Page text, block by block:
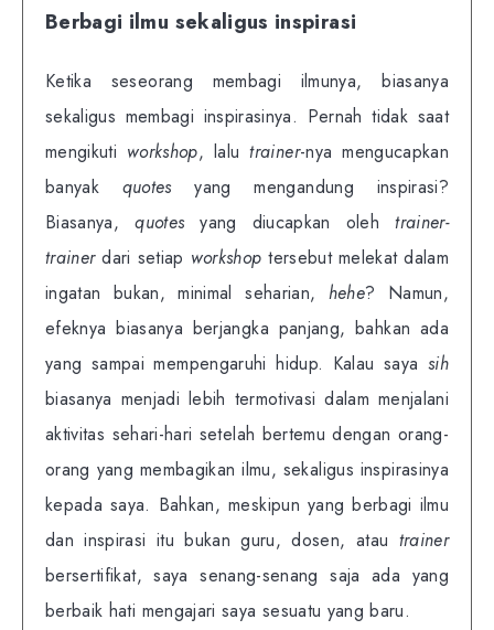
Berbagi ilmu sekaligus inspirasi
Ketika seseorang membagi ilmunya, biasanya
sekaligus membagi inspirasinya. Pernah tidak saat
mengikuti workshop, lalutrainer-nya mengucapkan
banyak quotesyang mengandung inspirasi?
Biasanya,quotesyang diucapkan olehtrainer-
trainerdari setiap workshop tersebut melekat dalam
ingatan bukan, minimal seharian, hehe? Namun,
efeknya biasanya berjangka panjang, bahkan ada
yang sampai mempengaruhi hidup. Kalau saya sih
biasanya menjadi lebih termotivasi dalam menjalani
aktivitas sehari-hari setelah bertemu dengan orang-
orang yang membagikan ilmu, sekaligus inspirasinya
kepada saya. Bahkan, meskipun yang berbagi ilmu
dan inspirasi itu bukan guru, dosen, atau trainer
bersertifikat, saya senang-senang saja ada yang
berbaik hati mengajari saya sesuatu yang baru.